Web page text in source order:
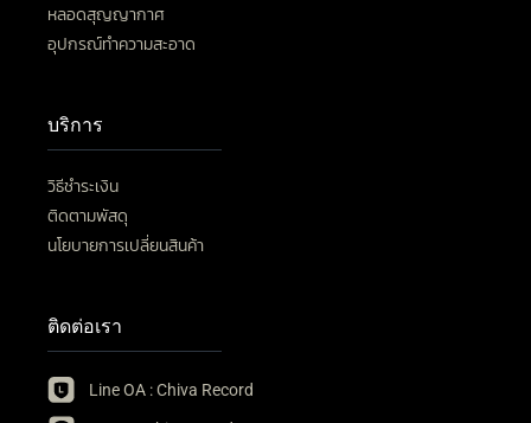
หลอดสุญญากาศ
อุปกรณ์ทำความสะอาด
บริการ
วิธีชำระเงิน
ติดตามพัสดุ
นโยบายการเปลี่ยนสินค้า
ติดต่อเรา
Line OA : Chiva Record